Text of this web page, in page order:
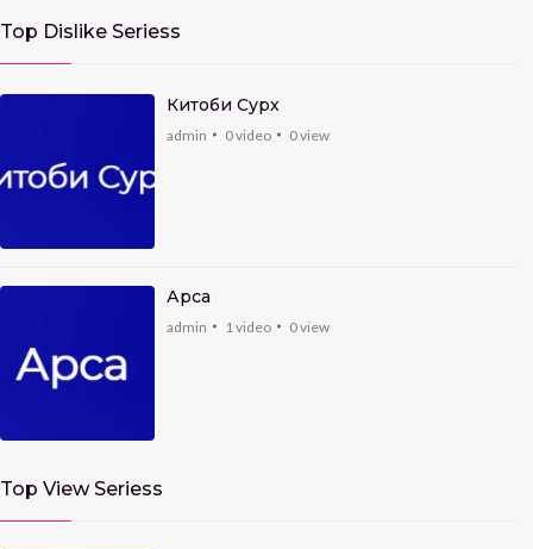
Top Dislike Seriess
Китоби Сурх
admin 0video 0view
Арса
admin 1 video 0view
Top View Seriess